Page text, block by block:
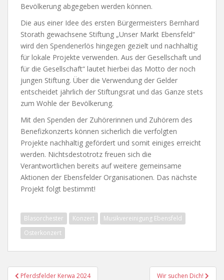
Bevölkerung abgegeben werden können.
Die aus einer Idee des ersten Bürgermeisters Bernhard
Storath gewachsene Stiftung „Unser Markt Ebensfeld“
wird den Spendenerlös hingegen gezielt und nachhaltig
für lokale Projekte verwenden. Aus der Gesellschaft und
für die Gesellschaft“ lautet hierbei das Motto der noch
jungen Stiftung. Über die Verwendung der Gelder
entscheidet jährlich der Stiftungsrat und das Ganze stets
zum Wohle der Bevölkerung.
Mit den Spenden der Zuhörerinnen und Zuhörern des
Benefizkonzerts können sicherlich die verfolgten
Projekte nachhaltig gefördert und somit einiges erreicht
werden. Nichtsdestotrotz freuen sich die
Verantwortlichen bereits auf weitere gemeinsame
Aktionen der Ebensfelder Organisationen. Das nächste
Projekt folgt bestimmt!
Blasorchester Konzert
Musikvereinigung Ebensfeld
Osterkonzert
Beitragsnavigation
Pferdsfelder Kerwa 2024 Wir suchen Dich!